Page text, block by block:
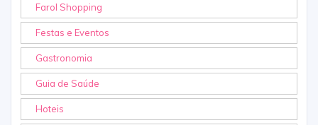
Farol Shopping
Festas e Eventos
Gastronomia
Guia de Saúde
Hoteis